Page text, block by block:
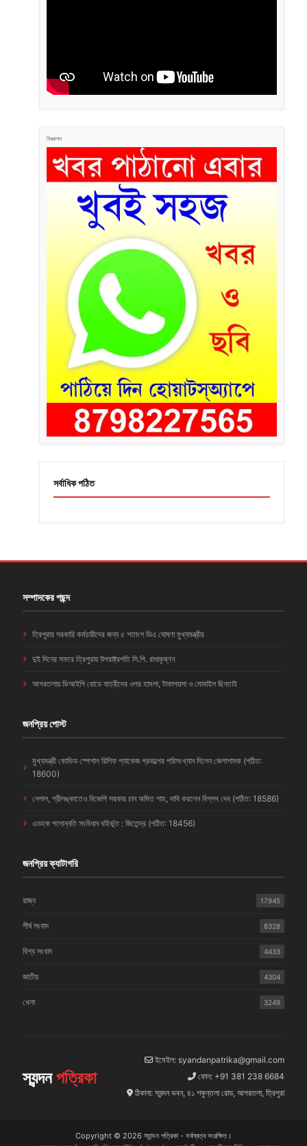
বিজ্ঞাপন
সর্বাধিক পঠিত
সম্পাদকের পছন্দ
ত্রিপুরার সরকারি কর্মচারীদের জন্য ৫ শতাংশ ডিএ ঘোষণা মুখ্যমন্ত্রীর
দুই দিনের সফরে ত্রিপুরায় উপরাষ্ট্রপতি সি.পি. রাধাকৃষ্ণন
আগরতলায় ভিআইপি রোডে যাত্রীদের ওপর হামলা, টাকাপয়সা ও মোবাইল ছিনতাই
জনপ্রিয় পোস্ট
মুখ্যমন্ত্রী কোভিড স্পেশাল রিলিফ প্যাকেজ প্রকল্পের পরিসংখ্যান দিলেন জেলাশাসক (পঠিত:
18600)
নেপাল, শ্রীলঙ্কাতেও বিজেপি সরকার চান অমিত শাহ, দাবি করলেন বিপ্লব দেব (পঠিত: 18586)
এডহক পদোন্নতি সংবিধান বহির্ভূত : জিতেন্দ্র (পঠিত: 18456)
জনপ্রিয় ক্যাটাগরি
রাজ্য 17945
শীর্ষ সংবাদ 8328
বিশ্ব সংবাদ 4433
জাতীয় 4304
খেলা 3249
স্যন্দনপত্রিকা
ইমেইল: syandanpatrika@gmail.com
ফোন: +91 381 238 6684
ঠিকানা: স্যন্দন ভবন, ৪১ শকুন্তলা রোড, আগরতলা, ত্রিপুরা
Copyright © 2026 স্যান্দন পত্রিকা - সর্বস্বত্ব সংরক্ষিত।